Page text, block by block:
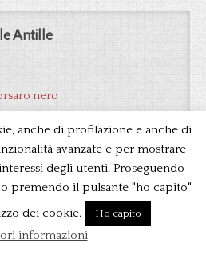
Antille
nero
anche di profilazione e anche di
avanzate e per mostrare
degli utenti. Proseguendo
premendo il pulsante "ho capito"
dei cookie.
Ho capito
informazioni